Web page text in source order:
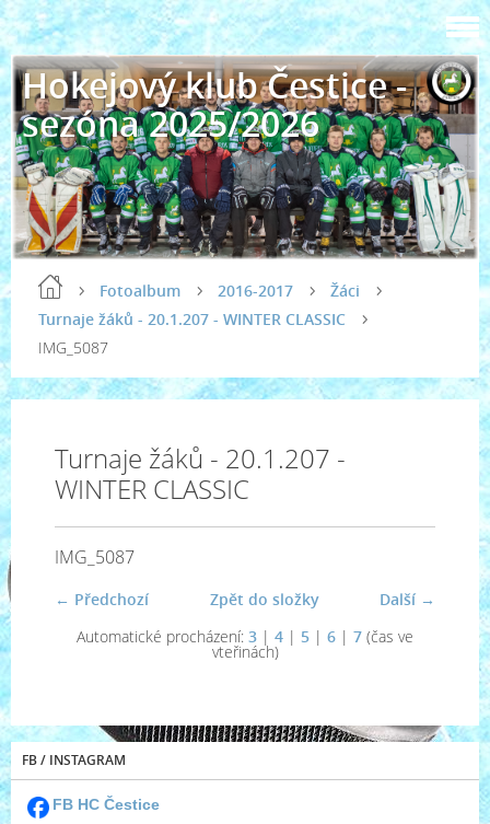
Hokejový klub Čestice -
sezóna 2025/2026
Fotoalbum 2016-2017
Žáci
Turnaje žáků - 20.1.207 - WINTER CLASSIC
IMG_5087
Turnaje žáků - 20.1.207 -
WINTER CLASSIC
IMG_5087
← Předchozí Další →
Zpět do složky
Automatické procházení: 3 | 4 | 5 | 6 | 7 (čas ve
vteřinách)
FB / INSTAGRAM
FB HC Čestice